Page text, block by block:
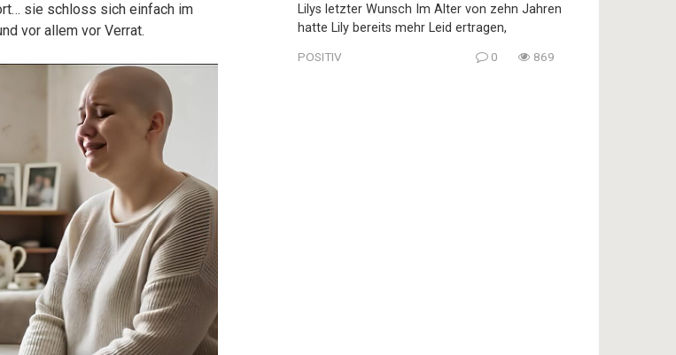
sie schloss sich einfach im
vor allem vor Verrat.
Lilys letzter Wunsch Im Alter von zehn Jahren
hatte Lily bereits mehr Leid ertragen,
POSITIV 0 869